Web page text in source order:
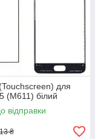
для
(M611) білий
відправки
₴